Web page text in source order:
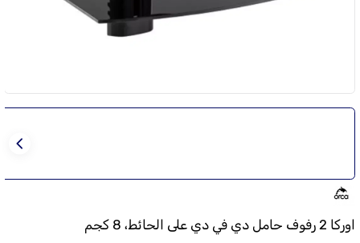
اوركا 2 رفوف حامل دي في دي على الحائط، 8 كجم